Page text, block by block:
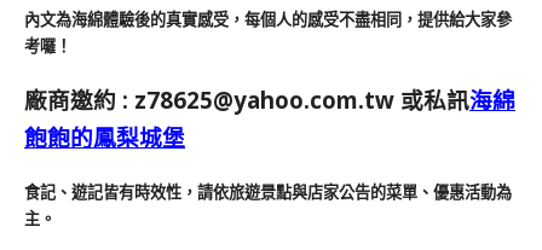
內文為海綿體驗後的真實感受，每個人的感受不盡相同，提供給大家參
考囉！
廠商邀約 : z78625@yahoo.com.tw 或私訊海綿
飽飽的鳳梨城堡
食記、遊記皆有時效性，請依旅遊景點與店家公告的菜單、優惠活動為
主。